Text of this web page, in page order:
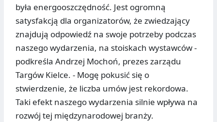
była energooszczędność. Jest ogromną
satysfakcją dla organizatorów, że zwiedzający
znajdują odpowiedź na swoje potrzeby podczas
naszego wydarzenia, na stoiskach wystawców -
podkreśla Andrzej Mochoń, prezes zarządu
Targów Kielce. - Mogę pokusić się o
stwierdzenie, że liczba umów jest rekordowa.
Taki efekt naszego wydarzenia silnie wpływa na
rozwój tej międzynarodowej branży.